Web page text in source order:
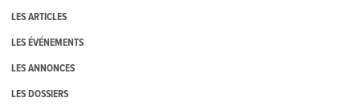
LES ARTICLES
LES ÉVÉNEMENTS
LES ANNONCES
LES DOSSIERS